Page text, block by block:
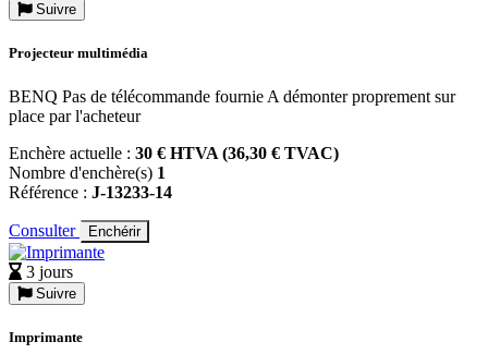
Suivre
Projecteur multimédia
BENQ Pas de télécommande fournie A démonter proprement sur
place par l'acheteur
Enchère actuelle : 30 € HTVA (36,30 € TVAC)
Nombre d'enchère(s) 1
Référence : J-13233-14
Consulter Enchérir
3 jours
Suivre
Imprimante